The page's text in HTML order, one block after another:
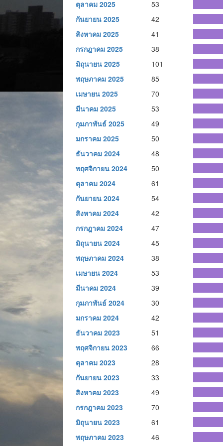
ตุลาคม 2025
53
กันยายน 2025
42
สิงหาคม 2025
41
กรกฎาคม 2025
38
มิถุนายน 2025
101
พฤษภาคม 2025
85
เมษายน 2025
70
มีนาคม 2025
53
กุมภาพันธ์ 2025
49
มกราคม 2025
50
ธันวาคม 2024
48
พฤศจิกายน 2024
50
ตุลาคม 2024
61
กันยายน 2024
54
สิงหาคม 2024
42
กรกฎาคม 2024
47
มิถุนายน 2024
45
พฤษภาคม 2024
38
เมษายน 2024
53
มีนาคม 2024
39
กุมภาพันธ์ 2024
30
มกราคม 2024
42
ธันวาคม 2023
51
พฤศจิกายน 2023
66
ตุลาคม 2023
28
กันยายน 2023
33
สิงหาคม 2023
49
กรกฎาคม 2023
70
มิถุนายน 2023
61
พฤษภาคม 2023
46